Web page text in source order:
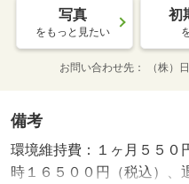
写真
をもっと見たい
初
お問い合わせ先 （株）
備考
環境維持費：１ヶ月５５０
時１６５００円（税込）、